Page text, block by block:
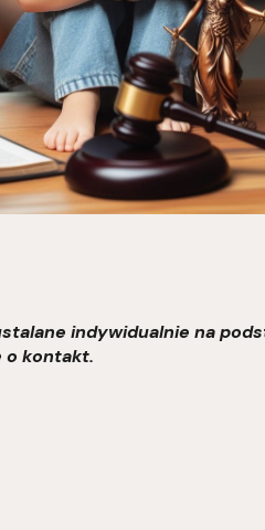
indywidualnie na
o kontakt.